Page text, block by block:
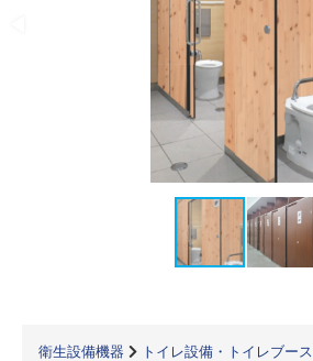
衛生設備機器 トイレ設備・トイレブース